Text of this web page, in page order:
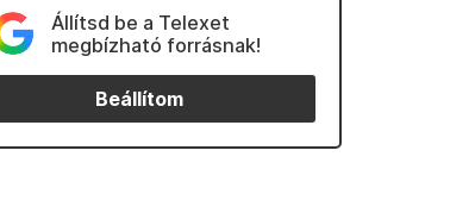
Állítsd be a Telexet
megbízható forrásnak!
Beállítom